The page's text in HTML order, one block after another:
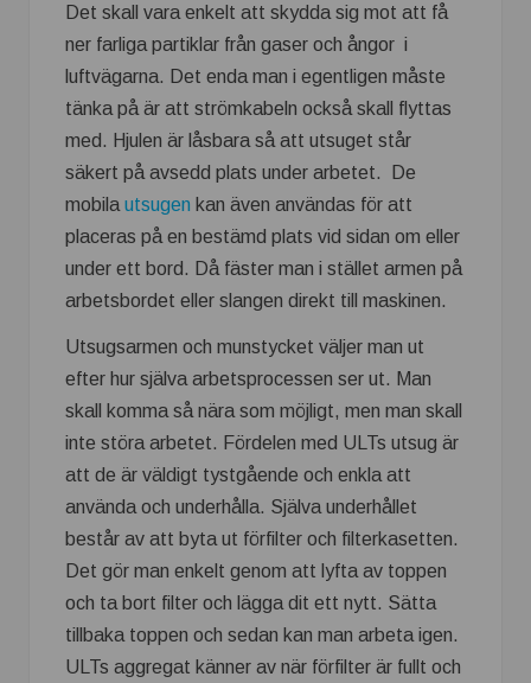
Det skall vara enkelt att skydda sig mot att få
ner farliga partiklar från gaser och ångor i
luftvägarna. Det enda man i egentligen måste
tänka på är att strömkabeln också skall flyttas
med. Hjulen är låsbara så att utsuget står
säkert på avsedd plats under arbetet. De
mobila utsugen kan även användas för att
placeras på en bestämd plats vid sidan om eller
under ett bord. Då fäster man i stället armen på
arbetsbordet eller slangen direkt till maskinen.
Utsugsarmen och munstycket väljer man ut
efter hur själva arbetsprocessen ser ut. Man
skall komma så nära som möjligt, men man skall
inte störa arbetet. Fördelen med ULTs utsug är
att de är väldigt tystgående och enkla att
använda och underhålla. Själva underhållet
består av att byta ut förfilter och filterkasetten.
Det gör man enkelt genom att lyfta av toppen
och ta bort filter och lägga dit ett nytt. Sätta
tillbaka toppen och sedan kan man arbeta igen.
ULTs aggregat känner av när förfilter är fullt och